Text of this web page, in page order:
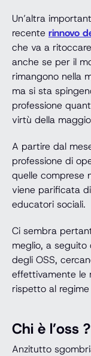
Un’altra
recente rinnovo
che va a
anche se per il
rimangono nella
ma si sta
professione
virtù della
A partire dal
professione di
quelle comprese
viene parificata
educatori sociali.
Ci sembra
meglio, a seguito
degli OSS,
effettivamente le
rispetto al
Chi è l’oss ?
Anzitutto